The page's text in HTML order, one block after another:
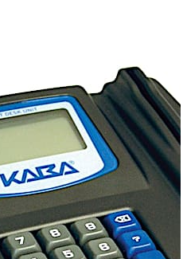
egyetlen, minimális
Kompatibilis az
összes dormakaba Ilco elektronikus zárral. PMS-
(PMS) összekapcsolható,
A PMS-be bevitt
a szoba száma és a
gyors és egyszerű
átkerül az FDU-ba, és így
adatbevitel.